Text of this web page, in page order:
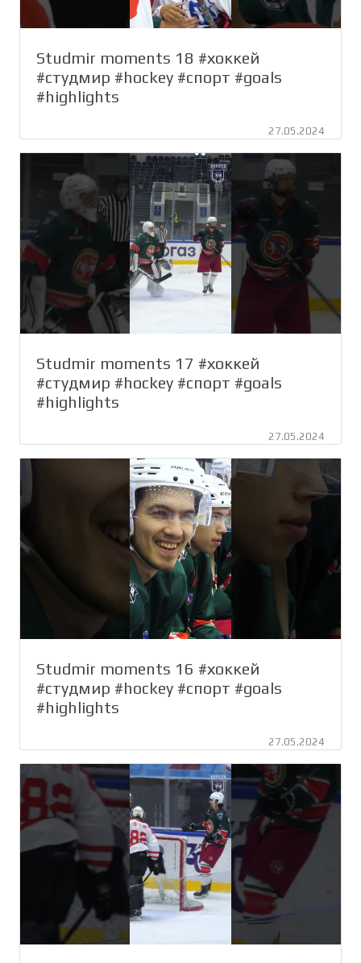
Studmir moments 18 #хоккей
#студмир #hockey #спорт #goals
#highlights
27.05.2024
Studmir moments 17 #хоккей
#студмир #hockey #спорт #goals
#highlights
27.05.2024
Studmir moments 16 #хоккей
#студмир #hockey #спорт #goals
#highlights
27.05.2024